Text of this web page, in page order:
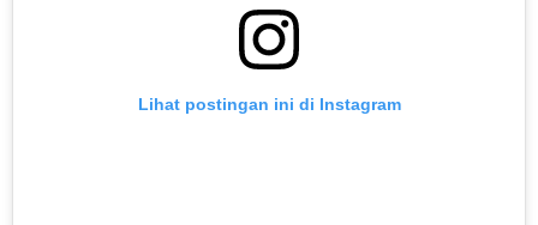
Lihat postingan ini di Instagram